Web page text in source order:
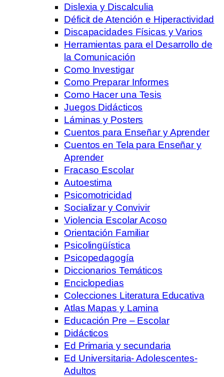
Dislexia y Discalculia
Déficit de Atención e Hiperactividad
Discapacidades Físicas y Varios
Herramientas para el Desarrollo de
la Comunicación
Como Investigar
Como Preparar Informes
Como Hacer una Tesis
Juegos Didácticos
Láminas y Posters
Cuentos para Enseñar y Aprender
Cuentos en Tela para Enseñar y
Aprender
Fracaso Escolar
Autoestima
Psicomotricidad
Socializar y Convivir
Violencia Escolar Acoso
Orientación Familiar
Psicolingüística
Psicopedagogía
Diccionarios Temáticos
Enciclopedias
Colecciones Literatura Educativa
Atlas Mapas y Lamina
Educación Pre – Escolar
Didácticos
Ed Primaria y secundaria
Ed Universitaria- Adolescentes-
Adultos